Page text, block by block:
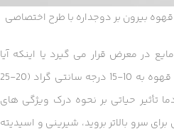
قهوه بیرون بر دوجداره با طرح اختصاصی
در معرض قرار می گیرد یا اینکه آیا
درپوش گذاشته شده است، دمای قهوه به 10-15 درجه سانتی گراد (20-25
تأثیر حیاتی بر نحوه درک ویژگی های
سرو بالاتر بروید، شیرینی و اسیدیته